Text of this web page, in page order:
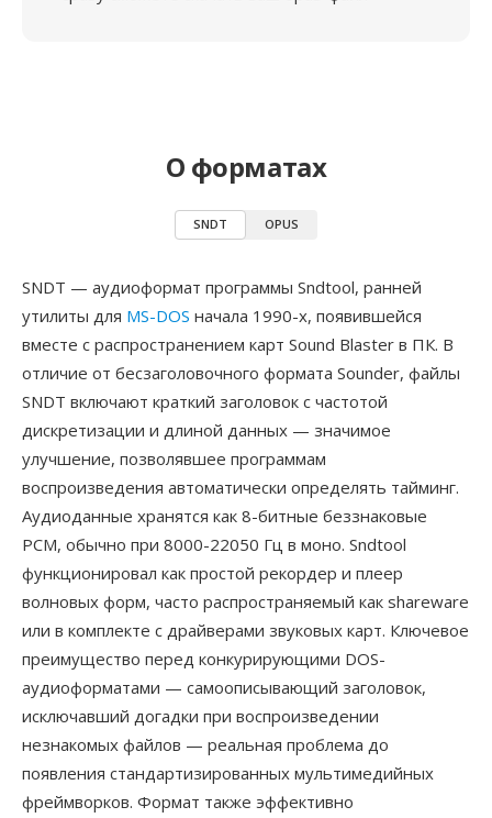
О форматах
SNDT OPUS
SNDT — аудиоформат программы Sndtool, ранней
утилиты для MS-DOS начала 1990-х, появившейся
вместе с распространением карт Sound Blaster в ПК. В
отличие от бесзаголовочного формата Sounder, файлы
SNDT включают краткий заголовок с частотой
дискретизации и длиной данных — значимое
улучшение, позволявшее программам
воспроизведения автоматически определять тайминг.
Аудиоданные хранятся как 8-битные беззнаковые
PCM, обычно при 8000-22050 Гц в моно. Sndtool
функционировал как простой рекордер и плеер
волновых форм, часто распространяемый как shareware
или в комплекте с драйверами звуковых карт. Ключевое
преимущество перед конкурирующими DOS-
аудиоформатами — самоописывающий заголовок,
исключавший догадки при воспроизведении
незнакомых файлов — реальная проблема до
появления стандартизированных мультимедийных
фреймворков. Формат также эффективно